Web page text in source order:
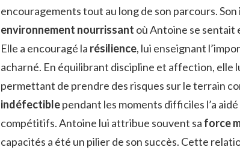
encouragements tout au long de son parcours.
environnement nourrissant où Antoine se sentait
Elle a encouragé la résilience, lui enseignant
acharné. En équilibrant discipline et affection, elle
permettant de prendre des risques sur le terrain
indéfectiblependant les moments difficiles l’a
compétitifs. Antoine lui attribue souvent sa force
capacités a été un pilier de son succès. Cette